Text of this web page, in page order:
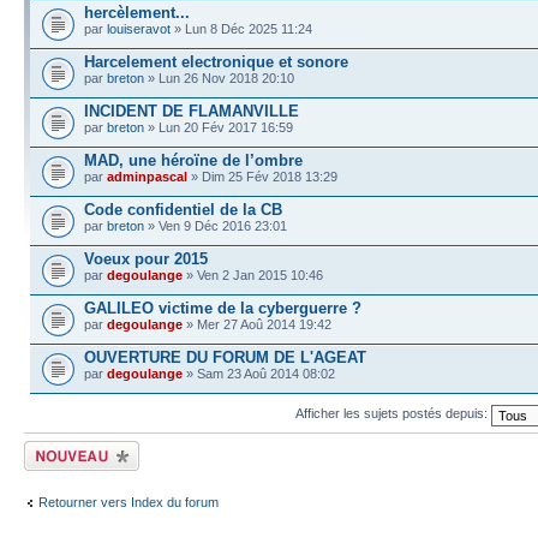
hercèlement...
par louiseravot » Lun 8 Déc 2025 11:24
Harcelement electronique et sonore
par breton » Lun 26 Nov 2018 20:10
INCIDENT DE FLAMANVILLE
par breton » Lun 20 Fév 2017 16:59
MAD, une héroïne de l’ombre
par adminpascal » Dim 25 Fév 2018 13:29
Code confidentiel de la CB
par breton » Ven 9 Déc 2016 23:01
Voeux pour 2015
par degoulange » Ven 2 Jan 2015 10:46
GALILEO victime de la cyberguerre ?
par degoulange » Mer 27 Aoû 2014 19:42
OUVERTURE DU FORUM DE L'AGEAT
par degoulange » Sam 23 Aoû 2014 08:02
Afficher les sujets postés depuis:
Écrire un nouveau
sujet
Retourner vers Index du forum